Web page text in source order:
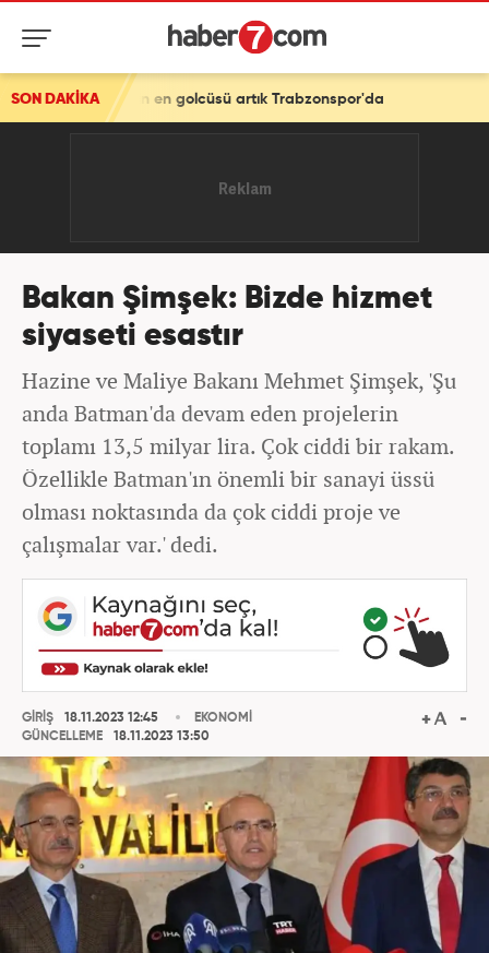
SON DAKİKA
golcüsü artık Trabzonspor'da
Bakan Şimşek: Bizde hizmet
siyaseti esastır
Hazine ve Maliye Bakanı Mehmet Şimşek, 'Şu
anda Batman'da devam eden projelerin
toplamı 13,5 milyar lira. Çok ciddi bir rakam.
Özellikle Batman'ın önemli bir sanayi üssü
olması noktasında da çok ciddi proje ve
çalışmalar var.' dedi.
GİRİŞ
18.11.2023 12:45
GÜNCELLEME
18.11.2023 13:50
EKONOMİ